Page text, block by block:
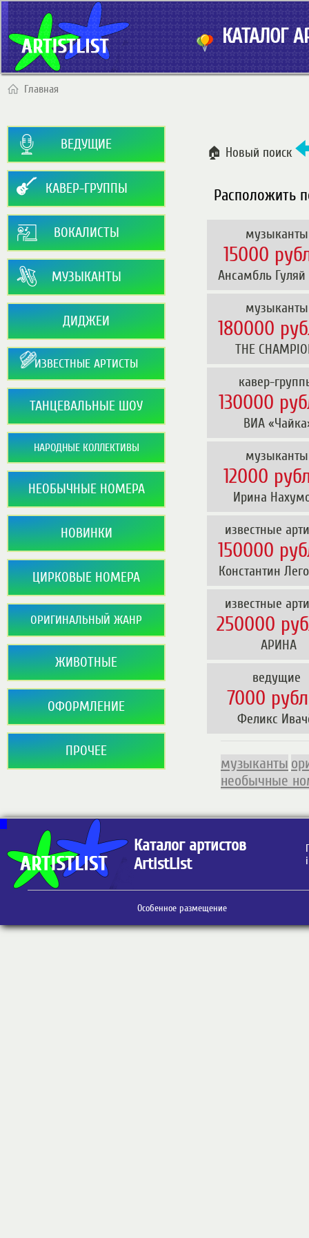
КАТАЛОГ
Главная
ВЕДУЩИЕ
КАВЕР-ГРУППЫ
ВОКАЛИСТЫ
МУЗЫКАНТЫ
ДИДЖЕИ
ИЗВЕСТНЫЕ АРТИСТЫ
ТАНЦЕВАЛЬНЫЕ ШОУ
НАРОДНЫЕ КОЛЛЕКТИВЫ
НЕОБЫЧНЫЕ НОМЕРА
НОВИНКИ
ЦИРКОВЫЕ НОМЕРА
ОРИГИНАЛЬНЫЙ ЖАНР
ЖИВОТНЫЕ
ОФОРМЛЕНИЕ
ПРОЧЕЕ
🏠 Новый поиск
Расположить
музыканты
15000
Ансамбль Гуляй
музыканты
180000
THE
кавер-
130000
ВИА
музыканты
12000
Ирина
известные
150000
Константин
известные
250000
АРИНА
ведущие
7000
Феликс
музыканты
необычные
Каталог артистов
ArtistList
Особенное размещение